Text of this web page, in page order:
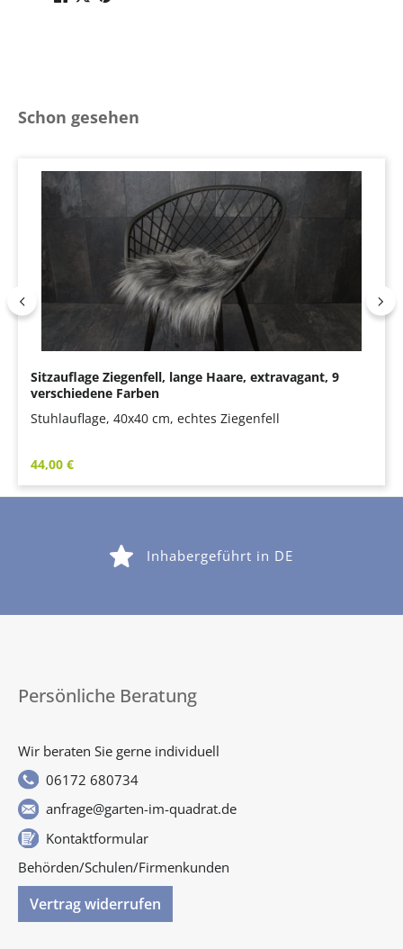
Produktgalerie überspringen
Schon gesehen
Sitzauflage Ziegenfell, lange Haare, extravagant, 9
verschiedene Farben
Stuhlauflage, 40x40 cm, echtes Ziegenfell
Regulärer Preis:
44,00 €
Inhabergeführt in DE
Persönliche Beratung
Wir beraten Sie gerne individuell
06172 680734
anfrage@garten-im-quadrat.de
Kontaktformular
Behörden/Schulen/Firmenkunden
Vertrag widerrufen